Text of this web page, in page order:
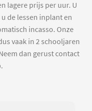
lagere prijs per uur. U
de lessen inplant en
incasso. Onze
vaak in 2 schooljaren
dan gerust contact